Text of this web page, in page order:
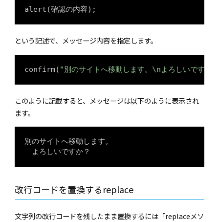
alert(確認の内容);
という記述で、メッセージ内容を指定します。
confirm( "別のサイトへ移動します。\nよろしいですか
このように記載すると、メッセージは以下のように表示され
ます。
別のサイトへ移動します。
よろしいですか？
改行コードを置換するreplace
文字列の改行コードを残したまま置換するには「replaceメソ